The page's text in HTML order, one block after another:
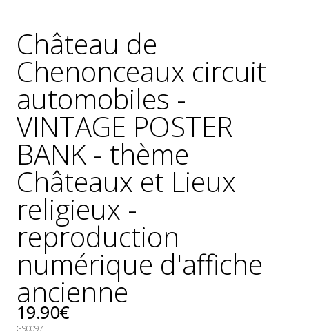
Château de
Chenonceaux circuit
automobiles -
VINTAGE POSTER
BANK - thème
Châteaux et Lieux
religieux -
reproduction
numérique d'affiche
ancienne
19.90€
G90097